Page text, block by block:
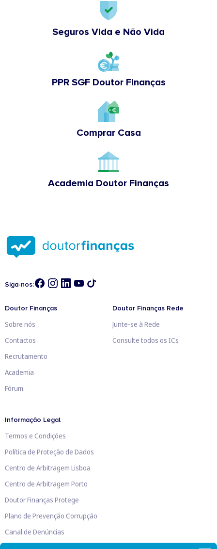
Seguros Vida e Não Vida
PPR SGF Doutor Finanças
Comprar Casa
Academia Doutor Finanças
Siga-nos:
Doutor Finanças
Sobre nós
Contactos
Recrutamento
Academia
Fórum
Doutor Finanças Rede
Junte-se à Rede
Consulte todos os ICs
Informação Legal
Termos e Condições
Política de Proteção de Dados
Centro de Arbitragem Lisboa
Centro de Arbitragem Porto
Doutor Finanças Protege
Plano de Prevenção Corrupção
Canal de Denúncias